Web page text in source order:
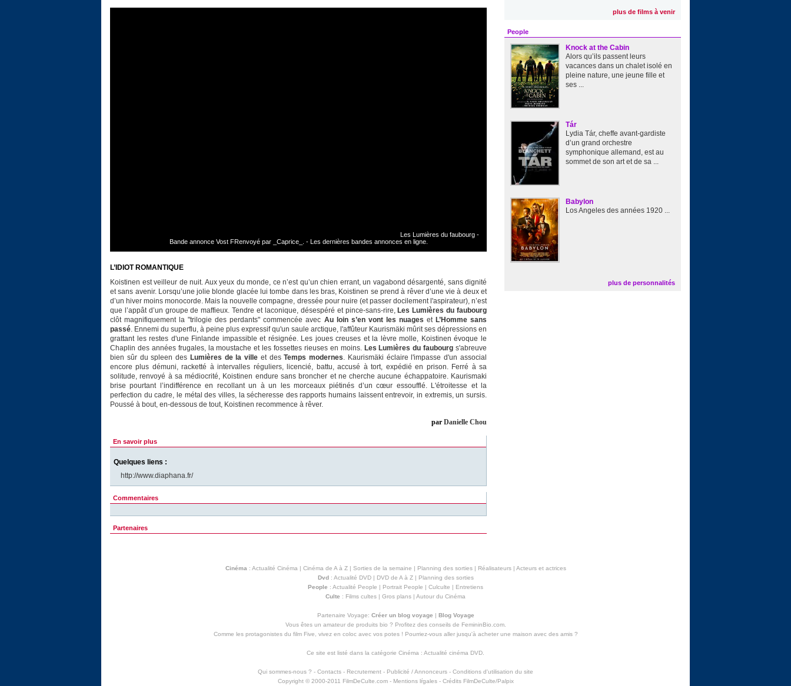
Les Lumières du faubourg -
Bande annonce Vost FRenvoyé par _Caprice_. - Les dernières bandes annonces en ligne.
L’IDIOT ROMANTIQUE
Koistinen est veilleur de nuit. Aux yeux du monde, ce n’est qu’un chien errant, un vagabond désargenté, sans dignité
et sans avenir. Lorsqu’une jolie blonde glacée lui tombe dans les bras, Koistinen se prend à rêver d’une vie à deux et
d’un hiver moins monocorde. Mais la nouvelle compagne, dressée pour nuire (et passer docilement l'aspirateur), n’est
que l’appât d’un groupe de maffieux. Tendre et laconique, désespéré et pince-sans-rire, Les Lumières du faubourg
clôt magnifiquement la "trilogie des perdants" commencée avec Au loin s’en vont les nuages et L’Homme sans
passé. Ennemi du superflu, à peine plus expressif qu'un saule arctique, l'affûteur Kaurismäki mûrit ses dépressions en
grattant les restes d'une Finlande impassible et résignée. Les joues creuses et la lèvre molle, Koistinen évoque le
Chaplin des années frugales, la moustache et les fossettes rieuses en moins. Les Lumières du faubourg s'abreuve
bien sûr du spleen des Lumières de la ville et desTemps modernes. Kaurismäki éclaire l'impasse d'un associal
encore plus démuni, racketté à intervalles réguliers, licencié, battu, accusé à tort, expédié en prison. Ferré à sa
solitude, renvoyé à sa médiocrité, Koistinen endure sans broncher et ne cherche aucune échappatoire. Kaurismaki
brise pourtant l’indifférence en recollant un à un les morceaux piétinés d’un cœur essoufflé. L'étroitesse et la
perfection du cadre, le métal des villes, la sécheresse des rapports humains laissent entrevoir, in extremis, un sursis.
Poussé à bout, en-dessous de tout, Koistinen recommence à rêver.
par Danielle Chou
En savoir plus
Quelques liens :
http://www.diaphana.fr/
Commentaires
Partenaires
plus de films à venir
People
Knock at the Cabin
Alors qu’ils passent leurs
vacances dans un chalet isolé en
pleine nature, une jeune fille et
ses ...
Tár
Lydia Tár, cheffe avant-gardiste
d’un grand orchestre
symphonique allemand, est au
sommet de son art et de sa ...
Babylon
Los Angeles des années 1920 ...
plus de personnalités
Cinéma : Actualité Cinéma | Cinéma de A à Z| Sorties de la semaine | Planning des sorties| Réalisateurs| Acteurs et actrices
Dvd: Actualité DVD| DVD de A à Z| Planning des sorties
People : Actualité People | Portrait People | Culculte | Entretiens
Culte : Films cultes | Gros plans | Autour du Cinéma
Partenaire Voyage: Créer un blog voyage | Blog Voyage
Vous êtes un amateur de produits bio ? Profitez des conseils de FemininBio.com.
Comme les protagonistes du film Five, vivez en coloc avec vos potes ! Pourriez-vous aller jusqu'à acheter une maison avec des amis?
Ce site est listé dans la catégorie Cinéma : Actualité cinéma DVD
Qui sommes-nous ? - Contacts - Recrutement - Publicité / Annonceurs - Conditions d'utilisation du site
Copyright © 2000-2011 FilmDeCulte.com - Mentions lŕgales- Crédits FilmDeCulte/Palpix